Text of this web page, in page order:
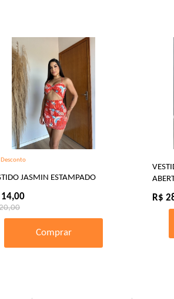
Desconto
JASMIN ESTAMPADO
14,00
Comprar
R$